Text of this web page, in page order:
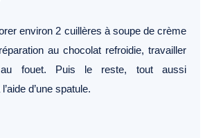
environ 2 cuillères à soupe de crème
au chocolat refroidie, travailler
au fouet. Puis le reste, tout aussi
d’une spatule.